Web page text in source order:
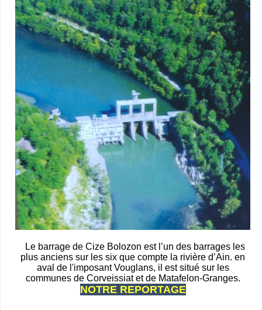
Le barrage de Cize Bolozon est l’un des barrages les
plus anciens sur les six que compte la rivière d’Ain. en
aval de l'imposant Vouglans, il est situé sur les
communes de Corveissiat et de Matafelon-Granges.
NOTRE REPORTAGE